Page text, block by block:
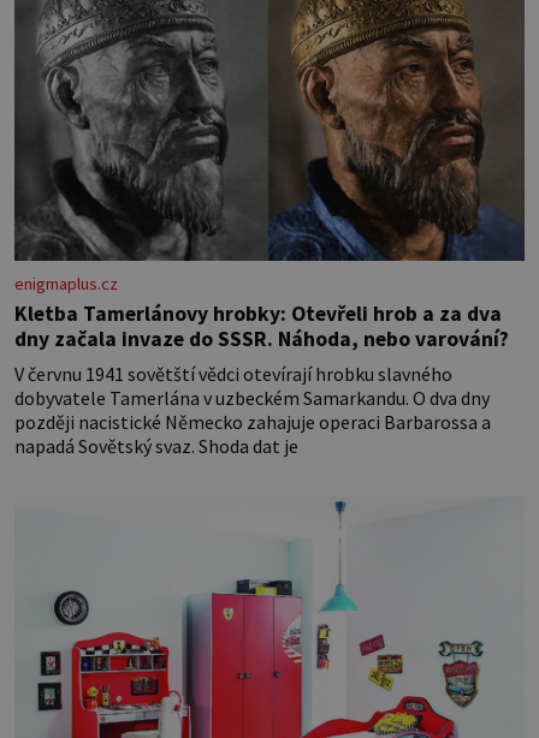
enigmaplus.cz
Kletba Tamerlánovy hrobky: Otevřeli hrob a za dva
dny začala invaze do SSSR. Náhoda, nebo varování?
V červnu 1941 sovětští vědci otevírají hrobku slavného
dobyvatele Tamerlána v uzbeckém Samarkandu. O dva dny
později nacistické Německo zahajuje operaci Barbarossa a
napadá Sovětský svaz. Shoda dat je